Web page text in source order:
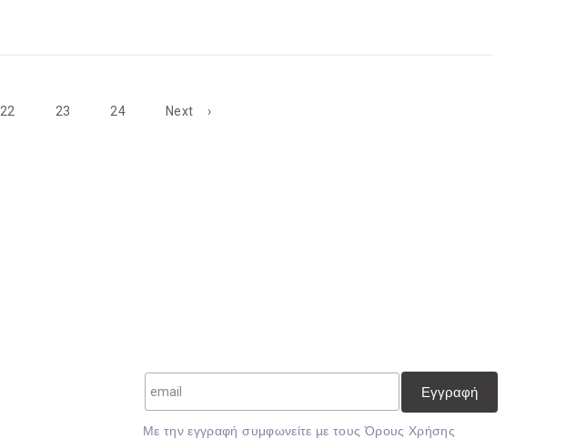
22 23 24 Next
Mε την εγγραφή συμφωνείτε με τουςΌρους Χρήσης